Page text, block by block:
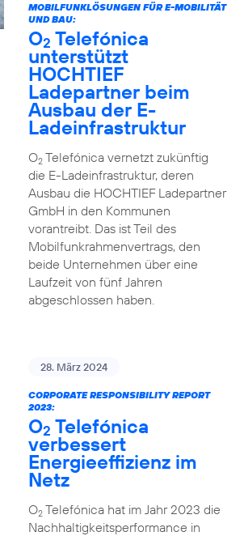
MOBILFUNKLÖSUNGEN FÜR E-MOBILITÄT
UND BAU:
O2 Telefónica
unterstützt
HOCHTIEF
Ladepartner beim
Ausbau der E-
Ladeinfrastruktur
O2Telefónica vernetzt zukünftig
die E-Ladeinfrastruktur, deren
Ausbau die HOCHTIEF Ladepartner
GmbH in den Kommunen
vorantreibt. Das ist Teil des
Mobilfunkrahmenvertrags, den
beide Unternehmen über eine
Laufzeit von fünf Jahren
abgeschlossen haben.
28. März 2024
CORPORATE RESPONSIBILITY REPORT
2023:
O2 Telefónica
verbessert
Energieeffizienz im
Netz
O2Telefónica hat im Jahr 2023 die
Nachhaltigkeitsperformance in